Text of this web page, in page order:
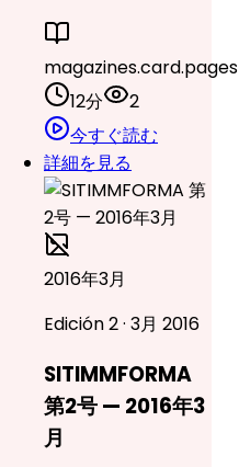
magazines.card.pages
12分
2
今すぐ読む
詳細を見る
2016年3月
Edición 2 · 3月 2016
SITIMMFORMA
第2号 — 2016年3
月